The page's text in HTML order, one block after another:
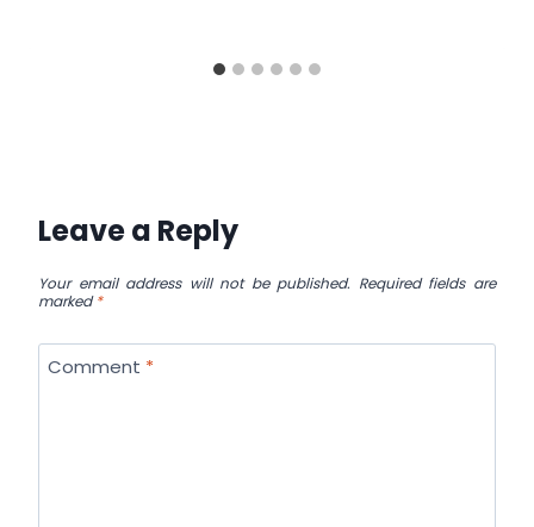
Leave a Reply
Your email address will not be published. Required fields are
marked*
Comment *